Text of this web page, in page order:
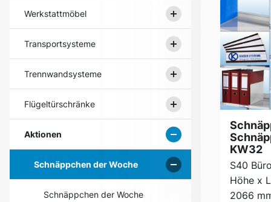
Werkstattmöbel
Transportsysteme
Trennwandsysteme
Flügeltürschränke
Aktionen
Schnäppchen der Woche
Schnäppchen der Woche
KW32
S40
Höhe x
2066